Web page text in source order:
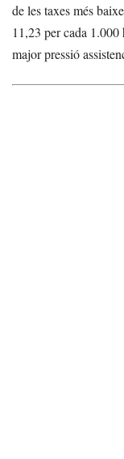
de les taxes més
11,23 per cada
major pressió